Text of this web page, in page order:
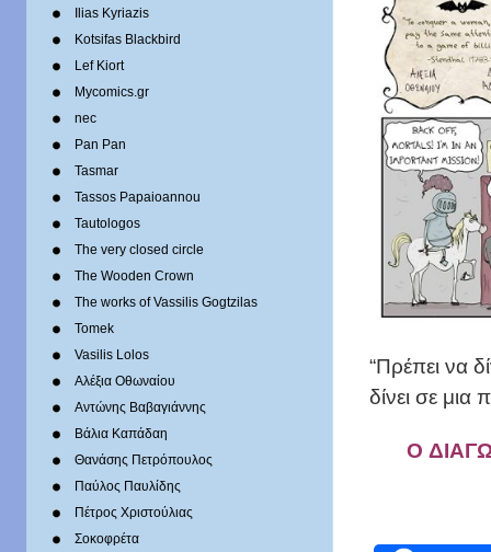
Ilias Kyriazis
Kotsifas Blackbird
Lef Kiort
Mycomics.gr
nec
Pan Pan
Tasmar
Tassos Papaioannou
Tautologos
The very closed circle
The Wooden Crown
The works of Vassilis Gogtzilas
Tomek
Vasilis Lolos
Αλέξια Οθωναίου
Αντώνης Βαβαγιάννης
Βάλια Καπάδαη
Θανάσης Πετρόπουλος
Παύλος Παυλίδης
Πέτρος Χριστούλιας
Σοκοφρέτα
“Πρέπει να
δίνει σε μια
O